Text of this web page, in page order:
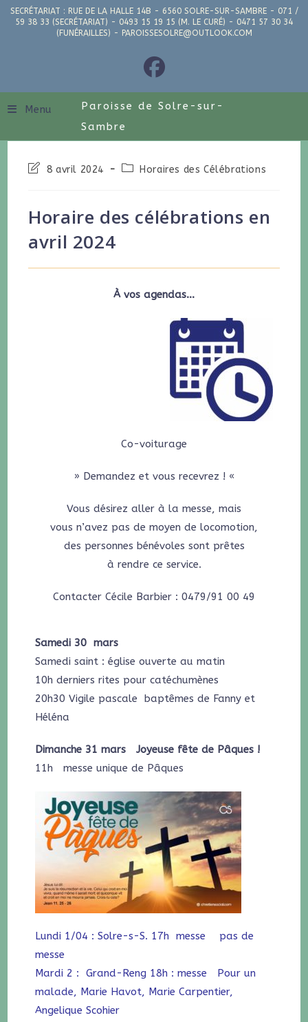
SECRÉTARIAT : RUE DE LA HALLE 14B - 6560 SOLRE-SUR-SAMBRE - 071 /
59 38 33 (SECRÉTARIAT) - 0493 15 19 15 (M. LE CURÉ) - 0471 57 30 34
(FUNÉRAILLES) - PAROISSESOLRE@OUTLOOK.COM
Menu
Paroisse de Solre-sur-
Sambre
8 avril 2024 Horaires des Célébrations
Horaire des célébrations en
avril 2024
À vos agendas…
Co-voiturage
» Demandez et vous recevrez ! «
Vous désirez aller à la messe, mais
vous n’avez pas de moyen de locomotion,
des personnes bénévoles sont prêtes
à rendre ce service.
Contacter Cécile Barbier : 0479/91 00 49
Samedi 30 mars
Samedi saint : église ouverte au matin
10h derniers rites pour catéchumènes
20h30 Vigile pascale baptêmes de Fanny et
Héléna
Dimanche 31 mars Joyeuse fête de Pâques !
11h messe unique de Pâques
Lundi 1/04 : Solre-s-S. 17h messe pas de
messe
Mardi 2 : Grand-Reng 18h : messe Pour un
malade, Marie Havot, Marie Carpentier,
Angelique Scohier